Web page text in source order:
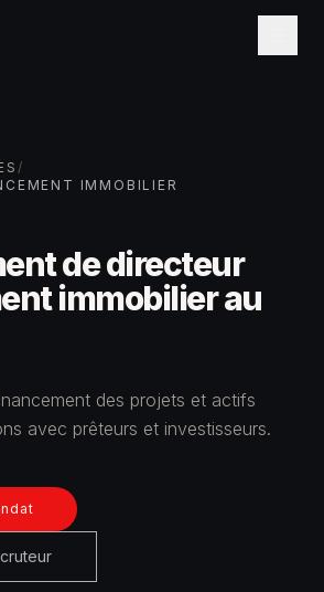
/
IMMOBILIER
de directeur
immobilier au
des projets et actifs
avec prêteurs et investisseurs.